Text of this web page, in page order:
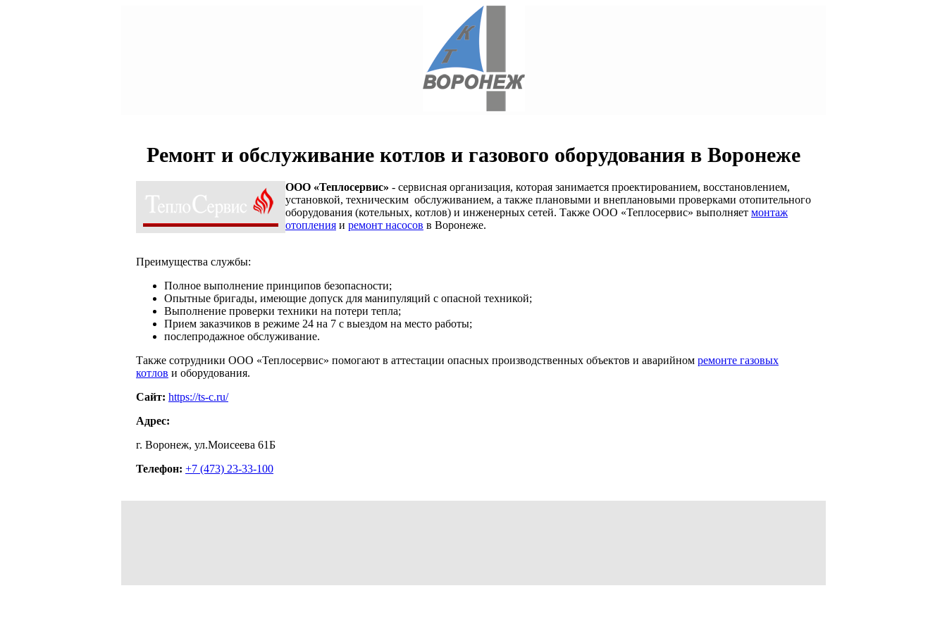
Ремонт и обслуживание котлов и газового оборудования в Воронеже
ООО «Теплосервис» - сервисная организация, которая занимается проектированием, восстановлением,
установкой, техническим обслуживанием, а также плановыми и внеплановыми проверками отопительного
оборудования (котельных, котлов) и инженерных сетей. Также ООО «Теплосервис» выполняет монтаж
отопления и ремонт насосов в Воронеже.
Преимущества службы:
Полное выполнение принципов безопасности;
Опытные бригады, имеющие допуск для манипуляций с опасной техникой;
Выполнение проверки техники на потери тепла;
Прием заказчиков в режиме 24 на 7 с выездом на место работы;
послепродажное обслуживание.
Также сотрудники ООО «Теплосервис» помогают в аттестации опасных производственных объектов и аварийном ремонте газовых
котлов и оборудования.
Сайт: https://ts-c.ru/
Адрес:
г. Воронеж, ул.Моисеева 61Б
Телефон: +7 (473) 23-33-100